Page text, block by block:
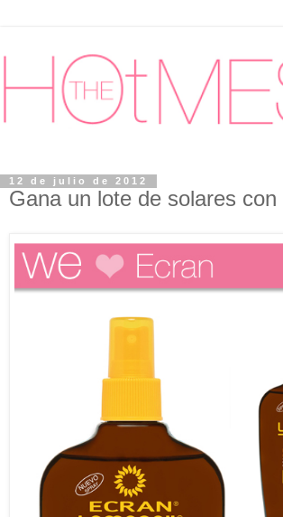
12 de julio de 2012
Gana un lote de solares con